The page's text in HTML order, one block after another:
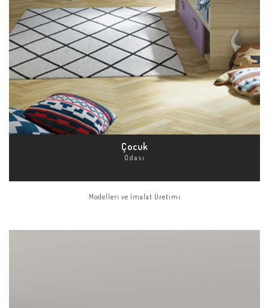
Çocuk
Odası
Modelleri ve İmalat Üretimi